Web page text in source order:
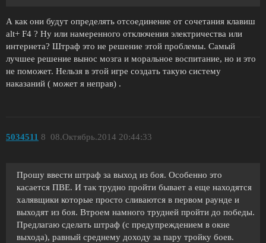
А как они будут определять отсоединение от сочетания клавиш
alt+ F4 ? Ну или намеренного отключения электричества или
интернета? Штраф это не решение этой проблемы. Самый
лучшее решение вынос мозга и моральное воспитание, но и это
не поможет. Нельзя в этой игре создать такую систему
наказаний ( может я неправ) .
5034511 08.Октябрь.2014 20:44:33
8
Прошу ввести штраф за выход из боя. Особенно это
касается ПВЕ. И так трудно пройти бывает а еще находятся
халявщики которые просто сливаются в первом раунде и
выходят из боя. Втроем намного трудней пройти до победы.
Предлагаю сделать штраф (с предупреждением в окне
выхода), равный среднему доходу за пару тройку боев.